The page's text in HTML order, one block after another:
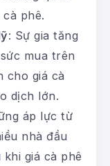
phê.
: Sự gia tăng
mua trên
cho giá cà
dịch lớn.
áp lực từ
nhà đầu
giá cà phê